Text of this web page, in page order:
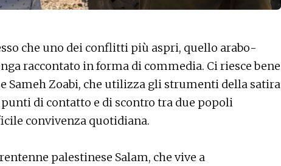
che uno dei conflitti più aspri, quello arabo-
raccontato in forma di commedia. Ci riesce bene
Sameh Zoabi, che utilizza gli strumenti della satira
di contatto e di scontro tra due popoli
convivenza quotidiana.
palestinese Salam, che vive a